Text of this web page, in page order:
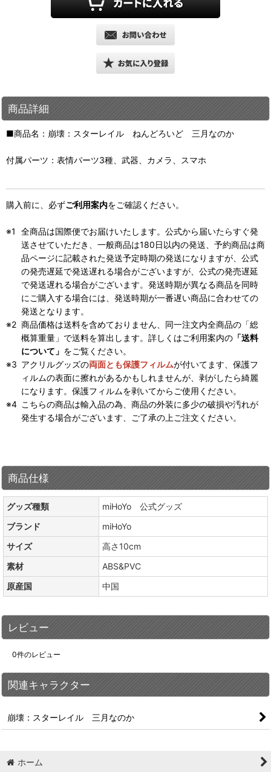
商品詳細
■商品名：崩壊：スターレイル ねんどろいど 三月なのか
付属パーツ：表情パーツ3種、武器、カメラ、スマホ
購入前に、必ずご利用案内をご確認ください。
全商品は国際便でお届けいたします。公式から届いたらすぐ発
送させていただき、一般商品は180日以内の発送、予約商品は商
品ページに記載された発送予定時期の発送になりますが、公式
の発売遅延で発送遅れる場合がございますが、公式の発売遅延
で発送遅れる場合がございます。発送時期が異なる商品を同時
にご購入する場合には、発送時期が一番遅い商品に合わせての
発送となります。
商品価格は送料を含めておりません、同一注文内全商品の「総
概算重量」で送料を算出します。詳しくはご利用案内の 「送料
について」 をご覧ください。
アクリルグッズの両面とも保護フィルムが付いてます、保護フ
ィルムの表面に擦れがあるかもしれませんが、剥がしたら綺麗
になります。保護フィルムを剥いてからご使用ください。
こちらの商品は輸入品の為、商品の外装に多少の破損や汚れが
発生する場合がございます、ご了承の上ご注文ください。
商品仕様
グッズ種類
miHoYo 公式グッズ
ブランド
miHoYo
サイズ
高さ10cm
素材
ABS&PVC
原産国
中国
レビュー
0件のレビュー
関連キャラクター
崩壊：スターレイル 三月なのか
ホーム